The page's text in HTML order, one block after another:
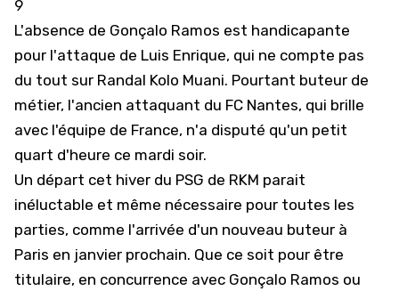
9
L'absence de Gonçalo Ramos est handicapante
pour l'attaque de Luis Enrique, qui ne compte pas
du tout sur Randal Kolo Muani. Pourtant buteur de
métier, l'ancien attaquant du FC Nantes, qui brille
avec l'équipe de France, n'a disputé qu'un petit
quart d'heure ce mardi soir.
Un départ cet hiver du PSG de RKM parait
inéluctable et même nécessaire pour toutes les
parties, comme l'arrivée d'un nouveau buteur à
Paris en janvier prochain. Que ce soit pour être
titulaire, en concurrence avec Gonçalo Ramos ou